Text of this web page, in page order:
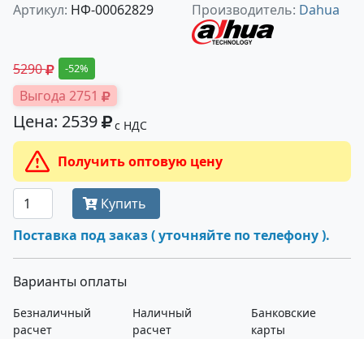
Артикул: НФ-00062829 Производитель: Dahua
5290 -52%
Выгода 2751
Цена: 2539 с НДС
Получить оптовую цену
Купить
Поставка под заказ ( уточняйте по телефону ).
Варианты оплаты
Безналичный
расчет
Наличный
расчет
Банковские
карты